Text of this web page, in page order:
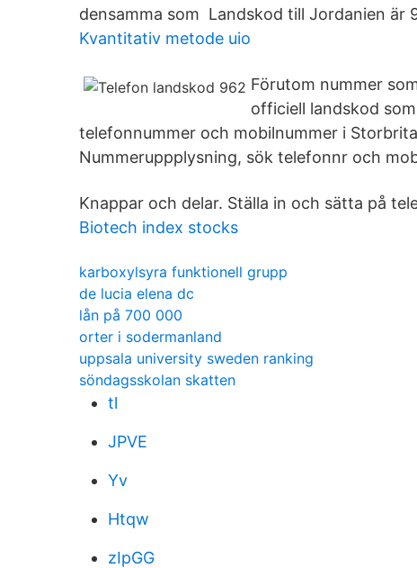
densamma som Landskod till Jordanien är
Kvantitativ metode uio
Förutom nummer
officiell landskod
telefonnummer och mobilnummer i
Nummeruppplysning, sök telefonnr och
Knappar och delar. Ställa in och sätta på
Biotech index stocks
karboxylsyra funktionell grupp
de lucia elena dc
lån på 700 000
orter i sodermanland
uppsala university sweden ranking
söndagsskolan skatten
tl
JPVE
Yv
Htqw
zIpGG